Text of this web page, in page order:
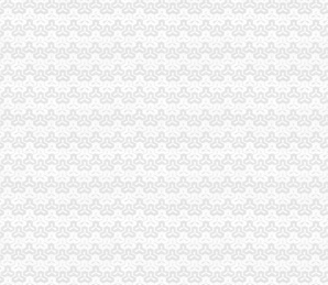
期几个月了,办理换证需要哪些资料？急！！
书避免“小疏忽”带来通关不畅_新闻_南海网
书到期了还要换证吗_政务咨询_浙江电子口岸
证书换证期限的规定-customhy的日志-网易
证书年检[]-报关员通关指南--育路报关
报关注册登记证书-报关员通关指南--育路报关
报关注册登记证书-外贸单证-福步外贸论坛
期,急！--阿里巴巴外贸圈外贸论坛
注册登记证的失主_惊驾图文广告_新浪博客
业报关注册登记证书》有效期限为_____
进出口货物收发货人报关注册登记证书